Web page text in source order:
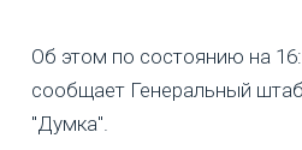
Об этом по состоянию на
сообщает Генеральный
"Думка".